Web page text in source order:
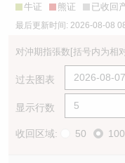
牛证 熊证 已收回
最后更新时间: 2026-08-08
对沖期指張数[括号内为相
过去图表
显示行数
收回区域: 50 100